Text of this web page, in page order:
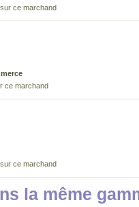
ce marchand
ce marchand
ce marchand
la même